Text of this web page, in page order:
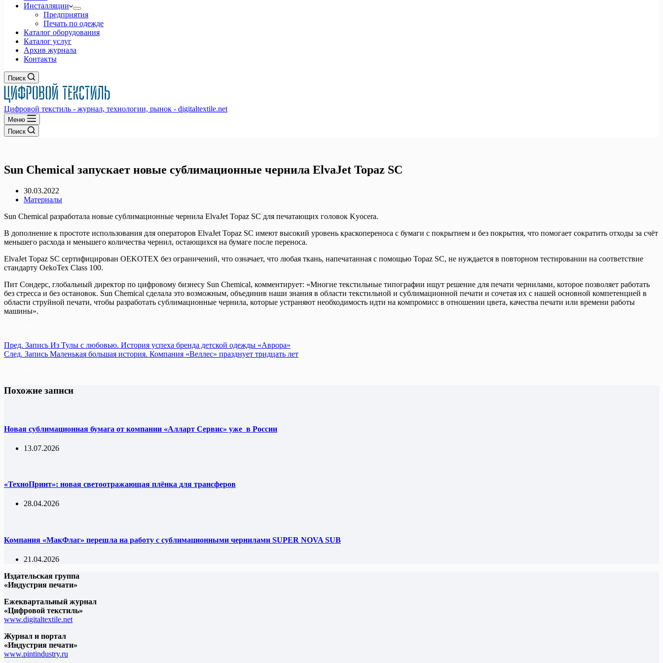
Инсталляции
Предприятия
Печать по одежде
Каталог оборудования
Каталог услуг
Архив журнала
Контакты
Поиск
Цифровой текстиль - журнал, технологии, рынок - digitaltextile.net
Меню
Поиск
Sun Chemical запускает новые сублимационные чернила ElvaJet Topaz SC
30.03.2022
Материалы
Sun Chemical разработала новые сублимационные чернила ElvaJet Topaz SC для печатающих головок Kyocera.
В дополнение к простоте использования для операторов ElvaJet Topaz SC имеют высокий уровень краскопереноса с бумаги с покрытием и без покрытия, что помогает сократить отходы за счёт
меньшего расхода и меньшего количества чернил, остающихся на бумаге после переноса.
ElvaJet Topaz SC сертифицирован OEKOTEX без ограничений, что означает, что любая ткань, напечатанная с помощью Topaz SC, не нуждается в повторном тестировании на соответствие
стандарту OekoTex Class 100.
Пит Сондерс, глобальный директор по цифровому бизнесу Sun Chemical, комментирует: «Многие текстильные типографии ищут решение для печати чернилами, которое позволяет работать
без стресса и без остановок. Sun Chemical сделала это возможным, объединив наши знания в области текстильной и сублимационной печати и сочетая их с нашей основной компетенцией в
области струйной печати, чтобы разработать сублимационные чернила, которые устраняют необходимость идти на компромисс в отношении цвета, качества печати или времени работы
машины».
Пред. Запись Из Тулы с любовью. История успеха бренда детской одежды «Аврора»
След. Запись Маленькая большая история. Компания «Веллес» празднует тридцать лет
Похожие записи
Новая сублимационная бумага от компании «Алларт Сервис» уже в России
13.07.2026
«ТехноПринт»: новая светоотражающая плёнка для трансферов
28.04.2026
Компания «МакФлаг» перешла на работу с сублимационными чернилами SUPER NOVA SUB
21.04.2026
Издательская группа
«Индустрия печати»
Ежеквартальный журнал
«Цифровой текстиль»
www.digitaltextile.net
Журнал и портал
«Индустрия печати»
www.pintindustry.ru